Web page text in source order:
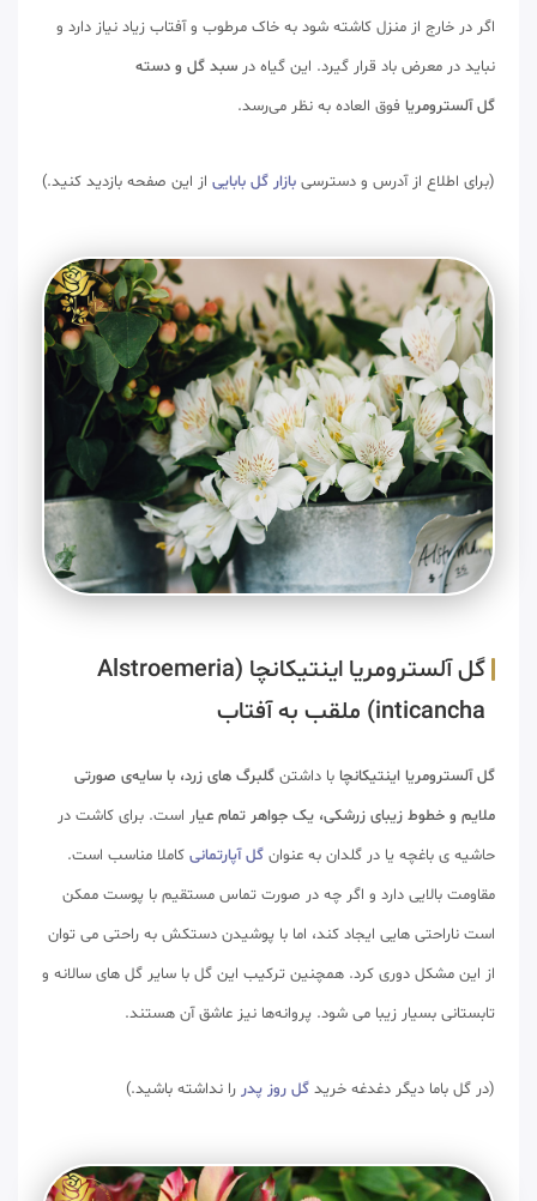
اگر در خارج از منزل کاشته شود به خاک مرطوب و آفتاب زیاد نیاز دارد و
نباید در معرض باد قرار گیرد. این گیاه در سبد گل و دسته
گل آلسترومریا فوق العاده به نظر می‌رسد.
(برای اطلاع از آدرس و دسترسی بازار گل بابایی از این صفحه بازدید کنید.)
گل آلسترومریا اینتیکانچا (Alstroemeria
inticancha) ملقب به آفتاب
گل آلسترومریا اینتیکانچا با داشتن گلبرگ های زرد، با سایه‌ی صورتی
ملایم و خطوط زیبای زرشکی، یک جواهر تمام عیار است. برای کاشت در
حاشیه ی باغچه یا در گلدان به عنوان گل آپارتمانی کاملا مناسب است.
مقاومت بالایی دارد و اگر چه در صورت تماس مستقیم با پوست ممکن
است ناراحتی هایی ایجاد کند، اما با پوشیدن دستکش به راحتی می توان
از این مشکل دوری کرد. همچنین ترکیب این گل با سایر گل های سالانه و
تابستانی بسیار زیبا می شود. پروانه‌ها نیز عاشق آن هستند.
(در گل باما دیگر دغدغه خرید گل روز پدر را نداشته باشید.)